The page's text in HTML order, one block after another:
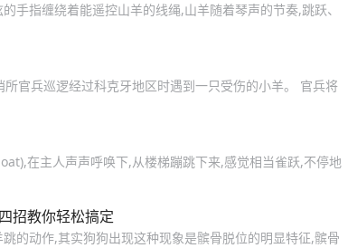
手指缠绕着能遥控山羊的线绳,山羊随着琴声的节奏,跳跃、
所官兵巡逻经过科克牙地区时遇到一只受伤的小羊。 官兵将
在主人声声呼唤下,从楼梯蹦跳下来,感觉相当雀跃,不停地
招教你轻松搞定
的动作,其实狗狗出现这种现象是髌骨脱位的明显特征,髌骨